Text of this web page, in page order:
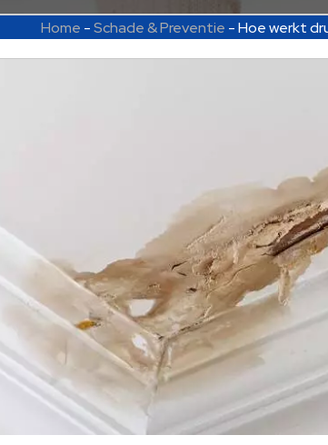
Home -Schade & Preventie -Hoe werkt